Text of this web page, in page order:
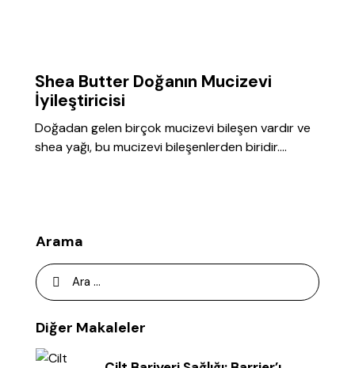
Shea Butter Doğanın Mucizevi
İyileştiricisi
Doğadan gelen birçok mucizevi bileşen vardır ve
shea yağı, bu mucizevi bileşenlerden biridir.…
Arama
Diğer Makaleler